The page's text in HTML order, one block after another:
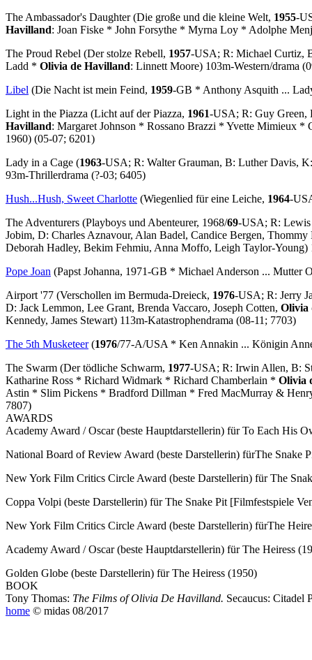
The Ambassador's Daughter(Die große und die kleine Welt, 1955-
Havilland: Joan Fiske * John Forsythe * Myrna Loy * Adolphe
The Proud Rebel (Der stolze Rebell, 1957-USA; R: Michael Curtiz,
Ladd * Olivia de Havilland: Linnett Moore) 103m-Western/drama
Libel (Die Nacht ist mein Feind, 1959-GB * Anthony Asquith ...
Light in the Piazza (Licht auf der Piazza, 1961-USA; R: Guy Green,
Havilland: Margaret Johnson * Rossano Brazzi * Yvette Mimieux
1960) (05-07; 6201)
Lady in a Cage (1963-USA; R: Walter Grauman, B: Luther Davis,
93m-Thrillerdrama (?-03; 6405)
Hush...Hush, Sweet Charlotte (Wiegenlied für eine Leiche, 1964-
The Adventurers (Playboys und Abenteurer, 1968/69-USA; R: Lewis
Jobim, D: Charles Aznavour, Alan Badel, Candice Bergen,
Deborah Hadley, Bekim Fehmiu, Anna Moffo, Leigh Taylor-Young)
Pope Joan (Papst Johanna, 1971-GB * Michael Anderson ... Mutter
Airport '77 (Verschollen im Bermuda-Dreieck, 1976-USA; R: Jerry
D: Jack Lemmon, Lee Grant, Brenda Vaccaro, Joseph Cotten, Olivia
Kennedy, James Stewart) 113m-Katastrophendrama (08-11; 7703)
The 5th Musketeer(1976/77-A/USA * Ken Annakin ... Königin
The Swarm (Der tödliche Schwarm, 1977-USA; R: Irwin Allen, B:
Katharine Ross * Richard Widmark * Richard Chamberlain * Olivia
Astin * Slim Pickens * Bradford Dillman * Fred MacMurray &
7807)
AWARDS
Academy Award / Oscar (beste Hauptdarstellerin) fürTo Each His
National Board of Review Award (beste Darstellerin) fürThe Snake
New York Film Critics Circle Award (beste Darstellerin) fürThe
Coppa Volpi (beste Darstellerin) fürThe Snake Pit [Filmfestspiele
New York Film Critics Circle Award (beste Darstellerin) fürThe
Academy Award / Oscar (beste Hauptdarstellerin) fürThe Heiress
Golden Globe (beste Darstellerin) fürThe Heiress (1950)
BOOK
Tony Thomas: The Films of Olivia De Havilland. Secaucus: Citadel
home © midas 08/2017